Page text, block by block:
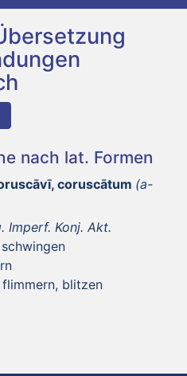
nach lat. Formen
coruscātum (a-
Imperf. Konj. Akt.
blitzen